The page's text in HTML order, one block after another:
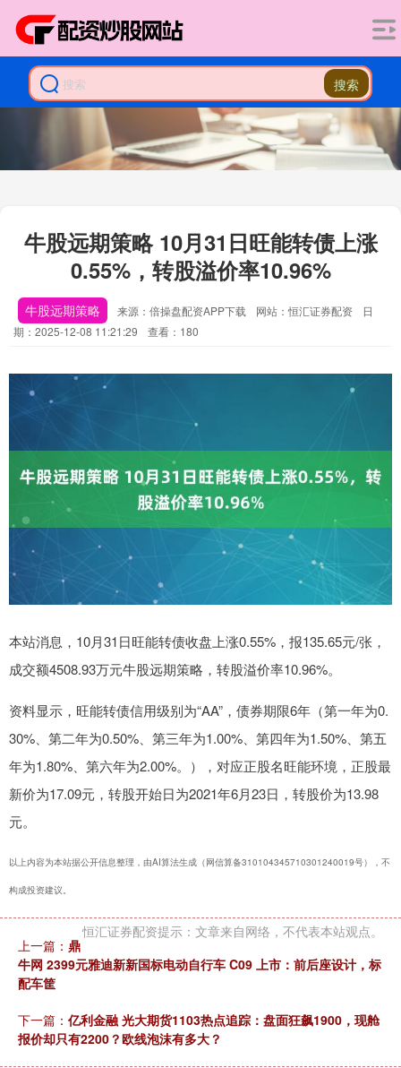
搜索
牛股远期策略 10月31日旺能转债上涨
0.55%，转股溢价率10.96%
牛股远期策略 来源：倍操盘配资APP下载 网站：恒汇证券配资
日
期：2025-12-08 11:21:29
查看：180
本站消息，10月31日旺能转债收盘上涨0.55%，报135.65元/张，
成交额4508.93万元牛股远期策略，转股溢价率10.96%。
资料显示，旺能转债信用级别为“AA”，债券期限6年（第一年为0.
30%、第二年为0.50%、第三年为1.00%、第四年为1.50%、第五
年为1.80%、第六年为2.00%。），对应正股名旺能环境，正股最
新价为17.09元，转股开始日为2021年6月23日，转股价为13.98
元。
以上内容为本站据公开信息整理，由AI算法生成（网信算备310104345710301240019号），不
构成投资建议。
恒汇证券配资提示：文章来自网络，不代表本站观点。
上一篇： 鼎
牛网 2399元雅迪新新国标电动自行车 C09 上市：前后座设计，标
配车筐
下一篇： 亿利金融 光大期货1103热点追踪：盘面狂飙1900，现舱
报价却只有2200？欧线泡沫有多大？